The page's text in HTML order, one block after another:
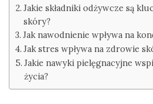
Jakie składniki odżywcze są
skóry?
Jak nawodnienie wpływa na
Jak stres wpływa na zdrowie
Jakie nawyki pielęgnacyjne
życia?